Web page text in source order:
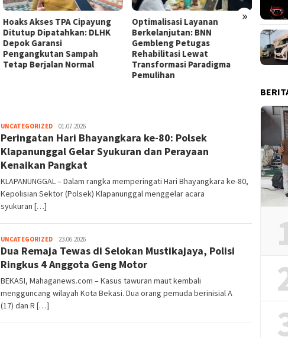
»
Hoaks Akses TPA Cipayung
Ditutup Dipatahkan: DLHK
Depok Garansi
Pengangkutan Sampah
Tetap Berjalan Normal
Optimalisasi Layanan
Berkelanjutan: BNN
Gembleng Petugas
Rehabilitasi Lewat
Transformasi Paradigma
Pemulihan
Wujud
Satu
UNCATEGORIZEDadmin
01.07.2026
Peringatan Hari Bhayangkara ke-80: Polsek
Klapanunggal Gelar Syukuran dan Perayaan
Kenaikan Pangkat
KLAPANUNGGAL – Dalam rangka memperingati Hari Bhayangkara ke-80,
Kepolisian Sektor (Polsek) Klapanunggal menggelar acara
syukuran […]
UNCATEGORIZEDadmin
23.06.2026
Dua Remaja Tewas di Selokan Mustikajaya, Polisi
Ringkus 4 Anggota Geng Motor
BEKASI, Mahaganews.com – Kasus tawuran maut kembali
mengguncang wilayah Kota Bekasi. Dua orang pemuda berinisial A
(17) dan R […]